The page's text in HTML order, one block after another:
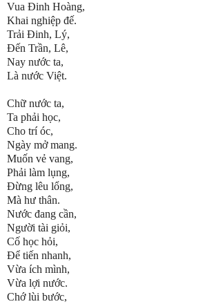
Vua Đinh Hoàng,
Khai nghiệp đế.
Trải Đinh, Lý,
Đến Trần, Lê,
Nay nước ta,
Là nước Việt.
Chữ nước ta,
Ta phải học,
Cho trí óc,
Ngày mở mang.
Muốn vẻ vang,
Phải làm lụng,
Đừng lêu lổng,
Mà hư thân.
Nước đang cần,
Người tài giỏi,
Cố học hỏi,
Để tiến nhanh,
Vừa ích mình,
Vừa lợi nước.
Chớ lùi bước,